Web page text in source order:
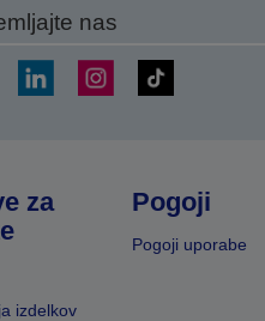
nas
za
izdelkov
Pogoji
Pogoji uporabe